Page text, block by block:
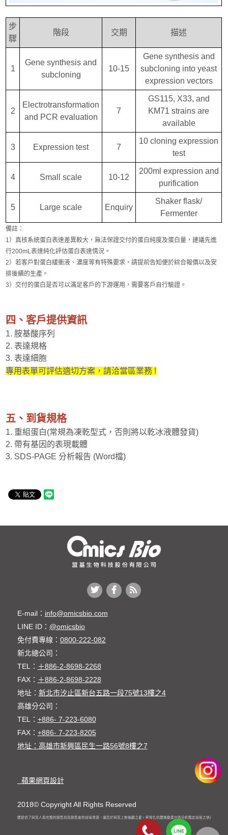
步
驟
階段 交期 描述
1
Gene synthesis and
subcloning
10-15
Gene synthesis and
subcloning into yeast
expression vectors
2
Electrotransformation
and PCR evaluation
7
GS115, X33, and
KM71 strains are
available
3 Expression test 7
10 cloning expression
test
4 Small scale 10-12
200ml expression and
purification
5 Large scale Enquiry
Shaker flask/
Fermenter
備註：
1）真核系統蛋白表達差異較大，無法保證交付的蛋白純度及蛋白量，建議先進
行200mL表達純化評估蛋白表達情況。
2）若客戶對蛋白緩衝液、濃度等有特殊要求，請提前告知便於綜合報價以及安
排後續的生產。
3）交付的蛋白是否可以滿足客戶的下游運用，需要客戶自行驗證。
四、客戶提供資訊
1. 胺基酸序列
2. 表達規格
3. 表達細胞
專用表單可評估適切方案，請洽當區業務 !
五、到貨規格
1. 重組蛋白(常規為凍乾型式，否則將以乾冰液體發貨)
2. 帶有基因的表現載體
3. SDS-PAGE 分析報告 (Word檔)
E-mail： info@omicsbio.com
LINE ID： @omicsbio
免付費專線： 0800-222-082
新北總公司：
TEL： ＋886-2-8698-2268
FAX： ＋886-2-8698-2228
地址： 新北市汐止區新台五路一段75號13樓之4
高雄分公司：
TEL： +886- 7-223-6080
FAX： +886- 7-223-8205
地址：高雄市新興區民生一路56號8樓之7
蘋果網頁設計
2018© Copyright All Rights Reserved
客製化抗體提供了研究人員完整的銷售前與銷售後的技術資源，讓您於研究上無後顧之憂。客製化抗體推動蛋白質分析鑑定技術之快速發展